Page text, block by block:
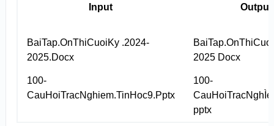
Input Output
BaiTap.OnThiCuoiKy .2024-
2025.Docx
2025 Docx
100-
CauHoiTracNghiem.TinHoc9.Pptx
100-
pptx